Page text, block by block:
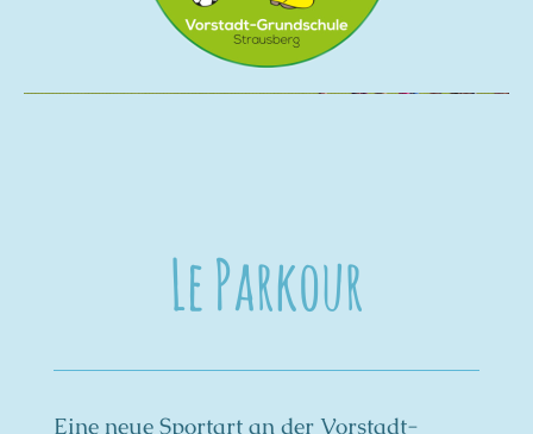
Le Parkour
Eine neue Sportart an der Vorstadt-